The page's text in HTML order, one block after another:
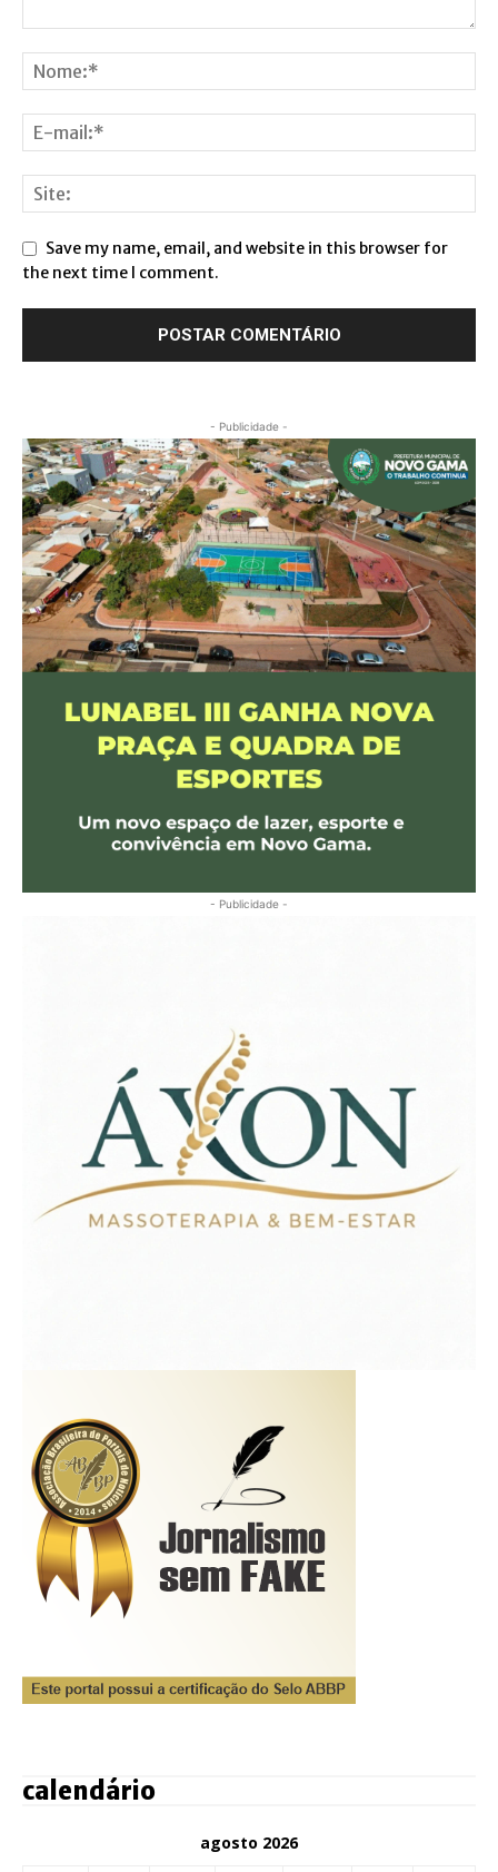
Save my name, email, and website in this browser for
the next time I comment.
- Publicidade -
- Publicidade -
calendário
agosto 2026